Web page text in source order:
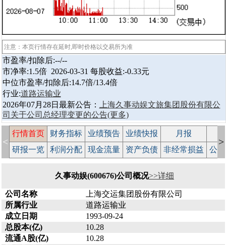
注意：本页行情存在延时,即时价格以交易所为准
市盈率/扣除后:--/--
市净率:1.5倍 2026-03-31 每股收益:-0.33元
中位市盈率/扣除后:14.7倍/13.4倍
行业:道路运输业
2026年07月28日最新公告：
上海久事动娱文旅集团股份有限公
司关于公司总经理变更的公告(更多)
<
行情首页 财务指标 业绩预告 业绩快报 月报
研报一览
利润分配 现金流量 资产负债 非经常损益 公
>
久事动娱(600676)公司概况>>详细
公司名称
上海交运集团股份有限公司
所属行业
道路运输业
成立日期
1993-09-24
总股本(亿)
10.28
流通A股(亿)
10.28